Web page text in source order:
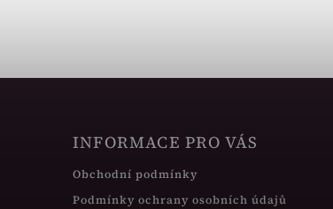
INFORMACE PRO VÁS
Obchodní podmínky
Podmínky ochrany osobních údajů